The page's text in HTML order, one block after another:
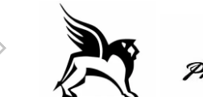
Въглен за рисуване Koh-I-
Noor Натурален Ø 6–7 mm 6
бр.
€4.99
ТЕКСТИЛНА
НЕПРОМОКАЕМА
ЦВЕТОВЕ
€1.38